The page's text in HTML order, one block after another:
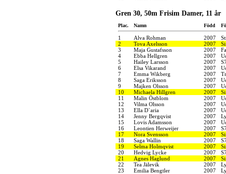
Gren 30, 50m Frisim Damer, 11 år
Plac. Namn Född
1 Alva Rohman 2007
2
Tova Axelsson 2007
3
Maja Gustafsson 2007
4
Ebba Hellgren 2007
5
Hailey Larsson 2007
6
Elsa Vikarand 2007
7
Emma Wikberg 2007
8
Saga Eriksson 2007
9
Majken Olsson 2007
10
Michaela Hillgren 2007
11
Malin Östblom 2007
12
Vilma Olsson 2007
13
Ella D`aria 2007
14
Jenny Bergqvist 2007
15
Lovis Adamsson 2007
16
Leontien Herweijer 2007
17
Nora Svensson 2007
18
Saga Wallin 2007
19
Selma Holmqvist 2007
20
Hedvig Lycke 2007
21
Agnes Haglund 2007
22
Tea Jälevik 2007
23
Emilia Bengtler 2007